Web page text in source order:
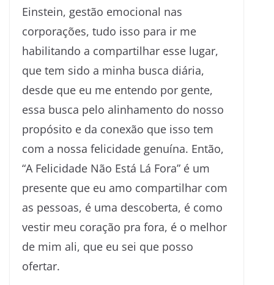
Einstein, gestão emocional nas
corporações, tudo isso para ir me
habilitando a compartilhar esse lugar,
que tem sido a minha busca diária,
desde que eu me entendo por gente,
essa busca pelo alinhamento do nosso
propósito e da conexão que isso tem
com a nossa felicidade genuína. Então,
“A Felicidade Não Está Lá Fora” é um
presente que eu amo compartilhar com
as pessoas, é uma descoberta, é como
vestir meu coração pra fora, é o melhor
de mim ali, que eu sei que posso
ofertar.